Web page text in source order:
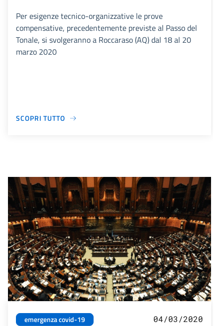
Per esigenze tecnico-organizzative le prove
compensative, precedentemente previste al Passo del
Tonale, si svolgeranno a Roccaraso (AQ) dal 18 al 20
marzo 2020
SCOPRI TUTTO
emergenza covid-19
04/03/2020